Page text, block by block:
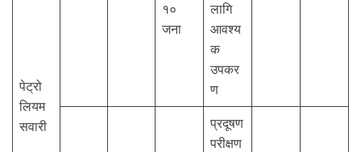
पेट्रो
लियम
सवारी
१०
जना
लागि
आवश्य
क
उपकर
ण
प्रदूषण
परीक्षण